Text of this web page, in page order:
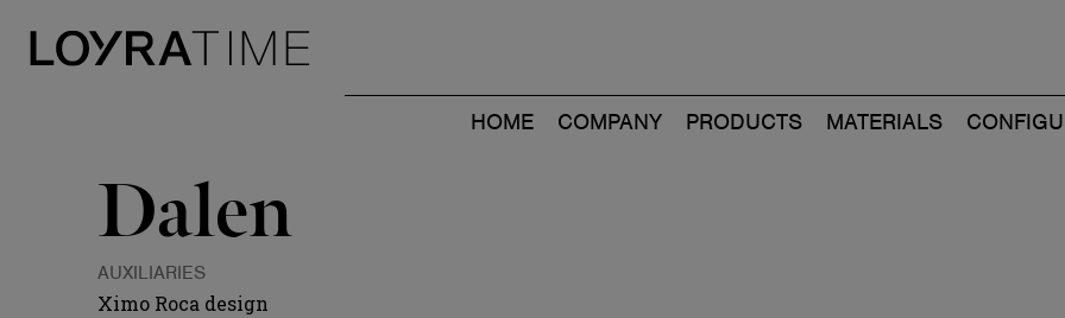
HOME COMPANY PRODUCTS MATERIALS
Dalen
AUXILIARIES
Ximo Roca design